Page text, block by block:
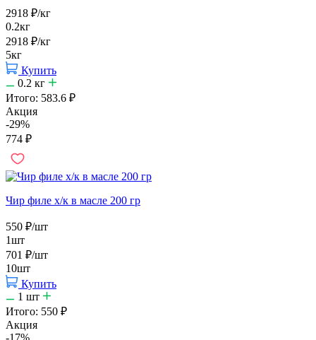
2918 ₽/кг
0.2кг
2918 ₽/кг
5кг
Купить
0.2 кг
Итого: 583.6 ₽
Акция
-29%
774 ₽
Чир филе х/к в масле 200 гр
550 ₽/шт
1шт
701 ₽/шт
10шт
Купить
1 шт
Итого: 550 ₽
Акция
-17%